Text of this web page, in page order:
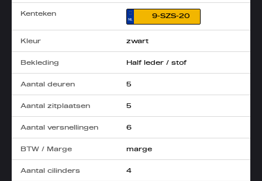
Kenteken 9-SZS-20
Kleur zwart
Bekleding Half leder / stof
Aantal deuren 5
Aantal zitplaatsen 5
Aantal versnellingen 6
BTW / Marge marge
Aantal cilinders 4